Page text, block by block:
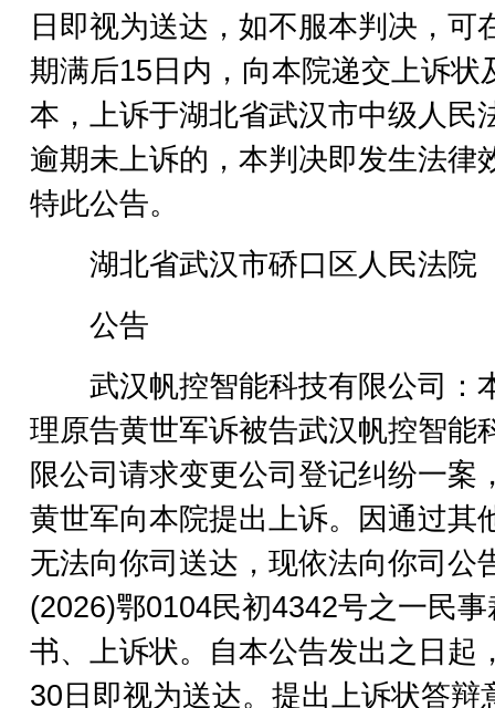
日即视为送达，如不服本判决，可
期满后15日内，向本院递交上诉状
本，上诉于湖北省武汉市中级人民
逾期未上诉的，本判决即发生法律
特此公告。
湖北省武汉市硚口区人民法院
公告
武汉帆控智能科技有限公司：
理原告黄世军诉被告武汉帆控智能
限公司请求变更公司登记纠纷一案
黄世军向本院提出上诉。因通过其
无法向你司送达，现依法向你司公
(2026)鄂0104民初4342号之一民事
书、上诉状。自本公告发出之日起
30日即视为送达。提出上诉状答辩